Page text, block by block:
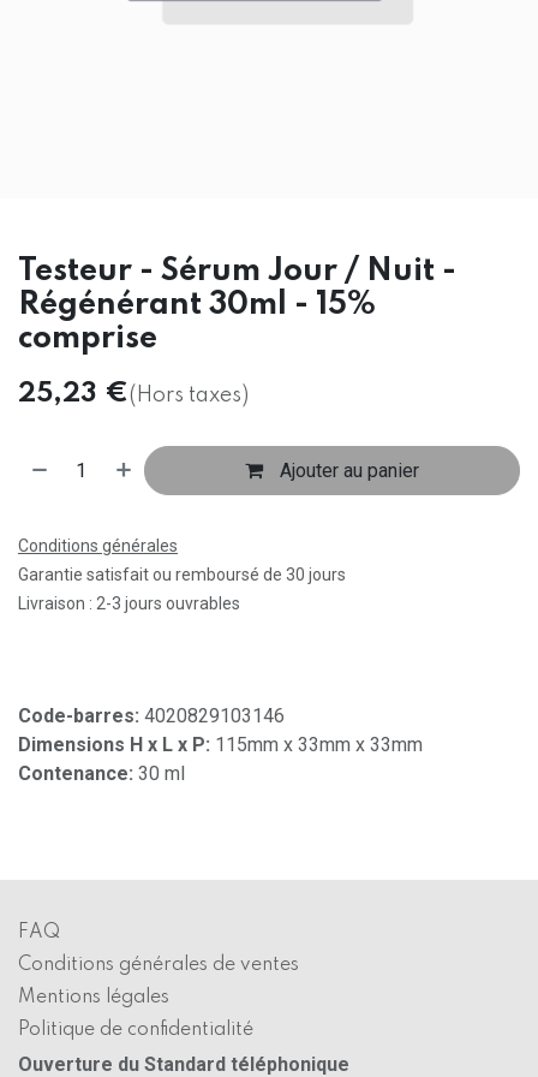
Testeur - Sérum Jour / Nuit -
Régénérant 30ml - 15%
comprise
25,23 €(Hors taxes)
Ajouter au panier
Conditions générales
Garantie satisfait ou remboursé de 30 jours
Livraison : 2-3 jours ouvrables
Code-barres: 4020829103146
Dimensions H x L x P: 115mm x 33mm x 33mm
Contenance: 30 ml
FAQ
Conditions générales de ventes
Mentions légales
Politique de confidentialité
Ouverture du Standard téléphonique